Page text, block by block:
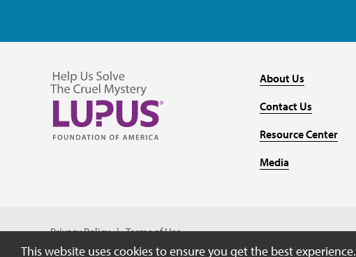
About Us
Contact Us
Resource Center
Media
Privacy Policy Terms of Use
This website uses cookies to ensure you get the best experience.